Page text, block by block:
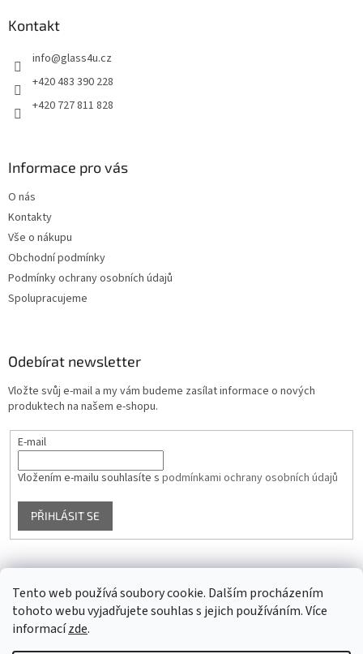
Tento web používá soubory cookie. Dalším procházením
tohoto webu vyjadřujete souhlas s jejich používáním. Více
informacízde.
Kontakt
info@glass4u.cz
+420 483 390 228
+420 727 811 828
Informace pro vás
O nás
Kontakty
Vše o nákupu
Obchodní podmínky
Podmínky ochrany osobních údajů
Spolupracujeme
Odebírat newsletter
Vložte svůj e-mail a my vám budeme zasílat informace o nových
produktech na našem e-shopu.
E-mail
Vložením e-mailu souhlasíte s podmínkami ochrany osobních údajů
PŘIHLÁSIT SE
Facebook